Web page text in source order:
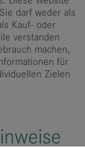
darf weder als
Kauf- oder
verstanden
machen,
für
Zielen